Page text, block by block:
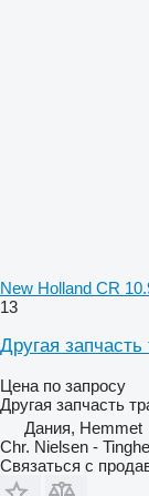
New Holland CR
13
Другая
Цена по запросу
Другая запчасть
Дания, Hemmet
Chr. Nielsen -
Связаться с